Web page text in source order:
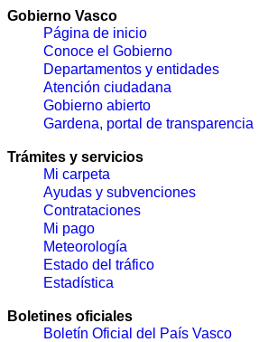
Gobierno Vasco
Página de inicio
Conoce el Gobierno
Departamentos y entidades
Atención ciudadana
Gobierno abierto
Gardena, portal de transparencia
Trámites y servicios
Mi carpeta
Ayudas y subvenciones
Contrataciones
Mi pago
Meteorología
Estado del tráfico
Estadística
Boletines oficiales
Boletín Oficial del País Vasco